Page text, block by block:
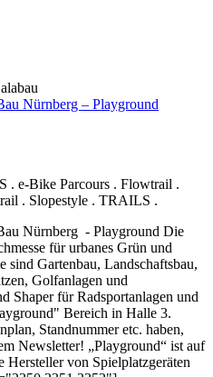
Nürnberg – Playground
e-Bike Parcours . Flowtrail .
. Slopestyle . TRAILS .
Nürnberg - Playground Die
für urbanes Grün und
sind Gartenbau, Landschaftsbau,
Golfanlagen und
Shaper für Radsportanlagen und
Bereich in Halle 3.
Standnummer etc. haben,
Newsletter! „Playground“ ist auf
von Spielplatzgeräten